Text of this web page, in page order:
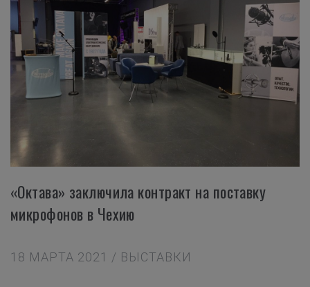
«Октава» заключила контракт на поставку
микрофонов в Чехию
18 МАРТА 2021 / ВЫСТАВКИ